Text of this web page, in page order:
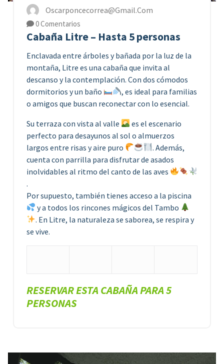
Oscarponcecorrea@gmail.com
0 Comentarios
Cabaña Litre – Hasta 5 personas
Enclavada entre árboles y bañada por la luz de la
montaña, Litre es una cabaña que invita al
descanso y la contemplación. Con dos cómodos
dormitorios y un baño
, es ideal para familias
o amigos que buscan reconectar con lo esencial.
Su terraza con vista al valle
es el escenario
perfecto para desayunos al sol o almuerzos
largos entre risas y aire puro
. Además,
cuenta con parrilla para disfrutar de asados
inolvidables al ritmo del canto de las aves
.
Por supuesto, también tienes acceso a la piscina
y a todos los rincones mágicos del Tambo
. En Litre, la naturaleza se saborea, se respira y
se vive.
RESERVAR ESTA CABAÑA PARA 5
PERSONAS